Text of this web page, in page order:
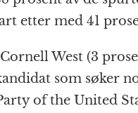
etter med 41
West (3
som søker
of the United